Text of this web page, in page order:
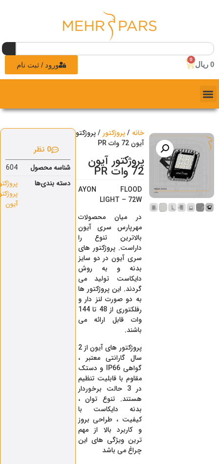
ریال
0
ورود / ثبت نام
خانه/ پروژکتور/ پروژکتور
آیون 72 وات PR
پروژکتور آیون
72 وات PR
AYON FLOOD
LIGHT – 72W
در میان محصولات
مهرپارس سری آیون
بالاترین تنوع را
داراست. پروژکتور های
سری آیون در دو سایز
بدنه و به روش
دایکاست تولید می
گردند. این پروژکتور ها
به دو صورت لنز دار و
رفلکتوری از 48 تا 144
وات قابل ارائه می
باشند.
پروژکتور های آیون از 2
سال گارانتی معتبر ،
گواهی IP66 و دستک
مقاوم با قابلیت تنظیم
در 3 حالت برخوردار
هستند. تنوع توان ،
بدنه دایکاست با
کیفیت ، طراحی بروز
و کاربرد بالا از مهم
ترین ویژگی های این
چراغ می باشد
0 نظر
شناسه محصول
604
دسته بندی‌ها
پروژکتور,
پروژکتور
آیون